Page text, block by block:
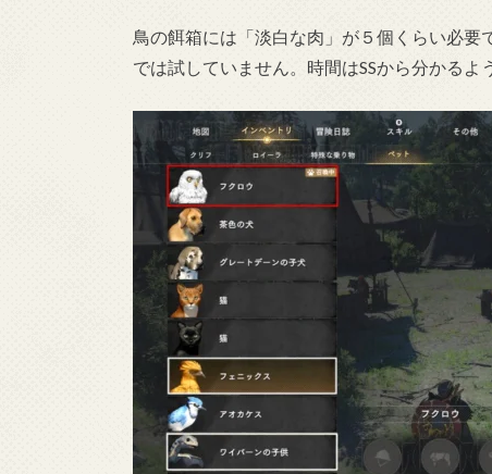
鳥の餌箱には「淡白な肉」が５個くらい必
では試していません。時間はSSから分かるよ